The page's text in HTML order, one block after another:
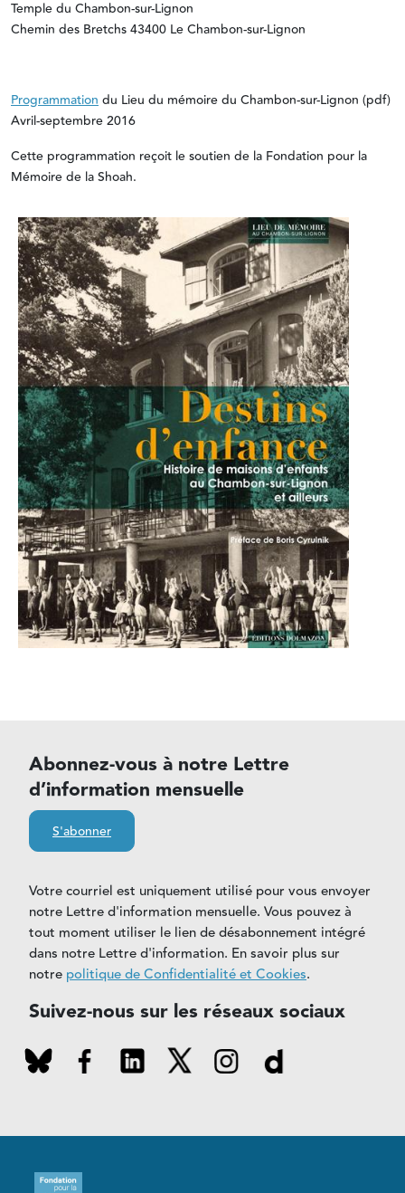
Temple du Chambon-sur-Lignon
Chemin des Bretchs 43400 Le Chambon-sur-Lignon
Programmationdu Lieu du mémoire du Chambon-sur-Lignon (pdf)
Avril-septembre 2016
Cette programmation reçoit le soutien de la Fondation pour la
Mémoire de la Shoah.
Abonnez-vous à notre Lettre
d’information mensuelle
S'abonner
Votre courriel est uniquement utilisé pour vous envoyer
notre Lettre d'information mensuelle. Vous pouvez à
tout moment utiliser le lien de désabonnement intégré
dans notre Lettre d'information. En savoir plus sur
notre politique de Confidentialité et Cookies.
Suivez-nous sur les réseaux sociaux